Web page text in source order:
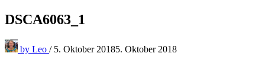
DSCA6063_1
by Leo / 5. Oktober 20185. Oktober 2018